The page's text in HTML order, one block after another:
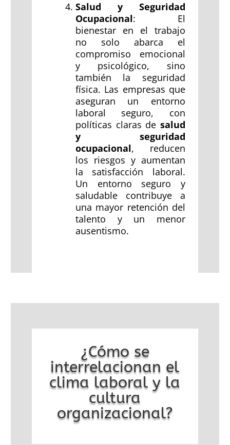
Salud y Seguridad
Ocupacional: El
bienestar en el trabajo
no solo abarca el
compromiso emocional
y psicológico, sino
también la seguridad
física. Las empresas que
aseguran un entorno
laboral seguro, con
políticas claras desalud
y seguridad
ocupacional, reducen
los riesgos y aumentan
la satisfacción laboral.
Un entorno seguro y
saludable contribuye a
una mayor retención del
talento y un menor
ausentismo.
¿Cómo se
interrelacionan el
clima laboral y la
cultura
organizacional?